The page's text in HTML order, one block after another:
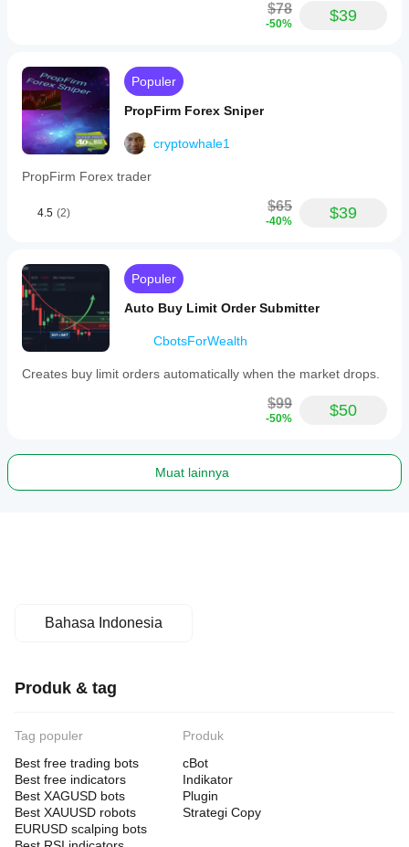
$78
-50% $39
Populer
PropFirm Forex Sniper
cryptowhale1
PropFirm Forex trader
4.5 (2) $65
-40% $39
Populer
Auto Buy Limit Order Submitter
CbotsForWealth
Creates buy limit orders automatically when the market drops.
$99
-50% $50
Muat lainnya
Bahasa Indonesia
Produk & tag
Tag populer
Best free trading bots
Best free indicators
Best XAGUSD bots
Best XAUUSD robots
EURUSD scalping bots
Produk
cBot
Indikator
Plugin
Strategi Copy